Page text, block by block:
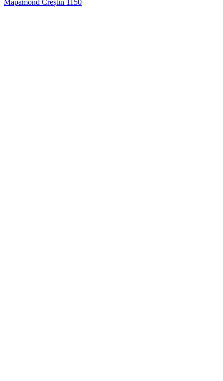
Mapamond Creștin 1150